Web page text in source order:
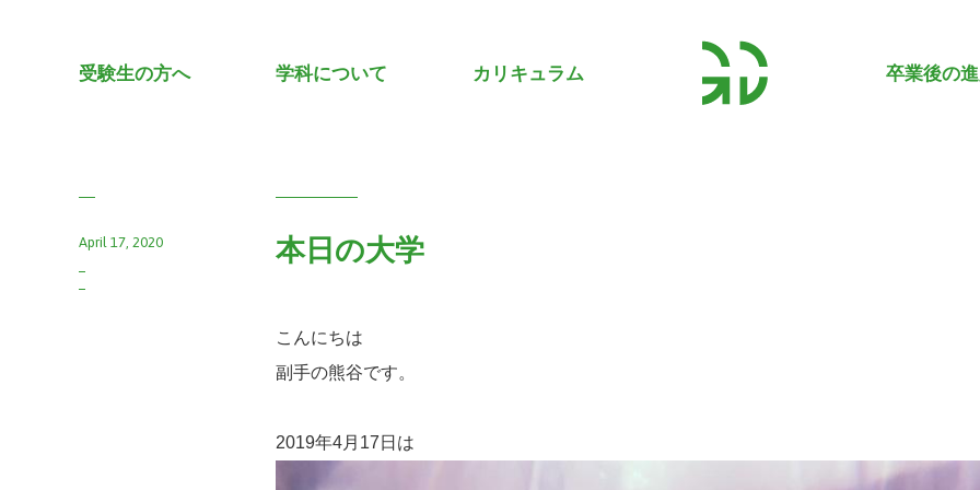
受験生の方へ 学科について カリキュラム 卒業後の
April 17, 2020 本日の大学
こんにちは
副手の熊谷です。
2019年4月17日は